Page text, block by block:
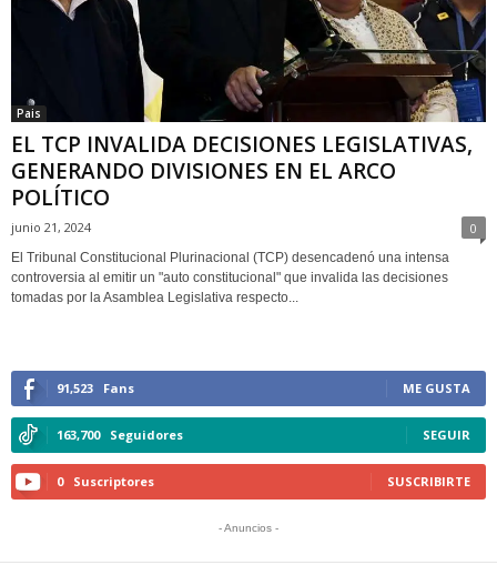
Pais
EL TCP INVALIDA DECISIONES LEGISLATIVAS,
GENERANDO DIVISIONES EN EL ARCO
POLÍTICO
junio 21, 2024 0
El Tribunal Constitucional Plurinacional (TCP) desencadenó una intensa
controversia al emitir un "auto constitucional" que invalida las decisiones
tomadas por la Asamblea Legislativa respecto...
91,523 Fans ME GUSTA
163,700 Seguidores SEGUIR
0 Suscriptores SUSCRIBIRTE
- Anuncios -